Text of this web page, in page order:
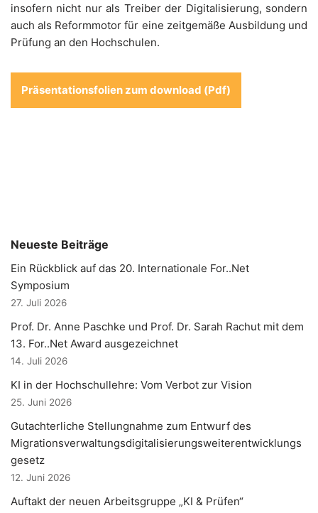
insofern nicht nur als Treiber der Digitalisierung, sondern
auch als Reformmotor für eine zeitgemäße Ausbildung und
Prüfung an den Hochschulen.
Präsentationsfolien zum download (Pdf)
Neueste Beiträge
Ein Rückblick auf das 20. Internationale For..Net
Symposium
27. Juli 2026
Prof. Dr. Anne Paschke und Prof. Dr. Sarah Rachut mit dem
13. For..Net Award ausgezeichnet
14. Juli 2026
KI in der Hochschullehre: Vom Verbot zur Vision
25. Juni 2026
Gutachterliche Stellungnahme zum Entwurf des
Migrationsverwaltungsdigitalisierungsweiterentwicklungs
gesetz
12. Juni 2026
Auftakt der neuen Arbeitsgruppe „KI & Prüfen“